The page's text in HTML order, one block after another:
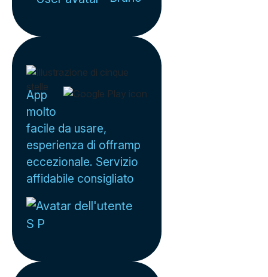
App
molto
facile da usare,
esperienza di offramp
eccezionale. Servizio
affidabile consigliato
S P